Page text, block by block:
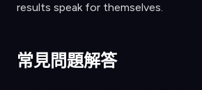
results speak for themselves.
常見問題解答